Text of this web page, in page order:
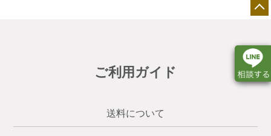
ご利用ガイド
送料について